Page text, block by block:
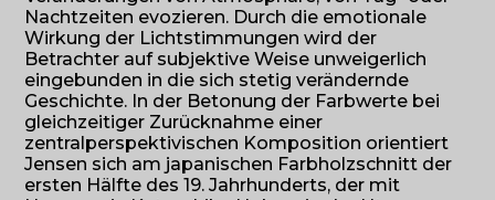
Nachtzeiten evozieren. Durch die emotionale
Wirkung der Lichtstimmungen wird der
Betrachter auf subjektive Weise unweigerlich
eingebunden in die sich stetig verändernde
Geschichte. In der Betonung der Farbwerte bei
gleichzeitiger Zurücknahme einer
zentralperspektivischen Komposition orientiert
Jensen sich am japanischen Farbholzschnitt der
ersten Hälfte des 19. Jahrhunderts, der mit